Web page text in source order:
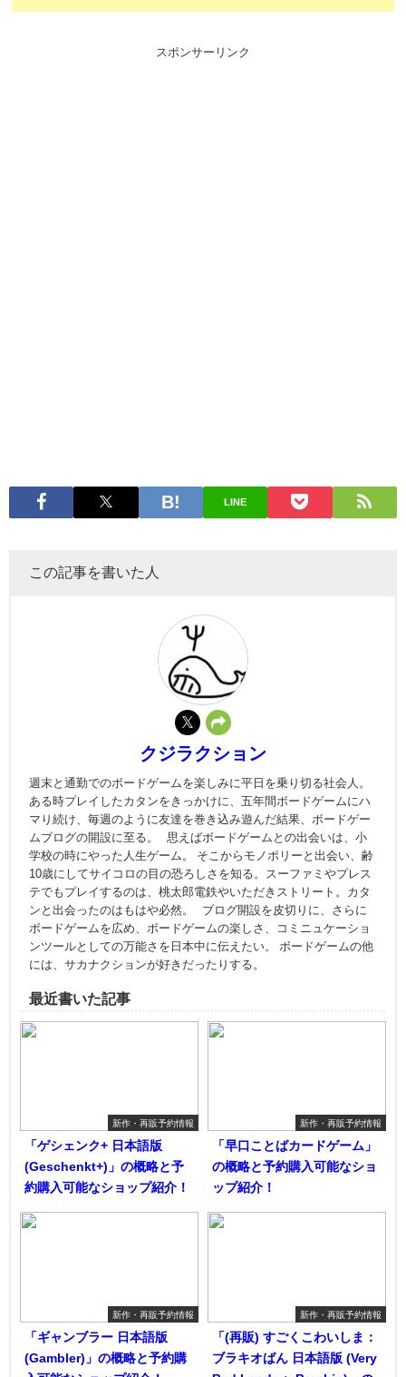
スポンサーリンク
LINE
この記事を書いた人
クジラクション
週末と通勤でのボードゲームを楽しみに平日を乗り切る社会人。
ある時プレイしたカタンをきっかけに、五年間ボードゲームにハ
マり続け、毎週のように友達を巻き込み遊んだ結果、ボードゲー
ムブログの開設に至る。 思えばボードゲームとの出会いは、小
学校の時にやった人生ゲーム。 そこからモノポリーと出会い、齢
10歳にしてサイコロの目の恐ろしさを知る。スーファミやプレス
テでもプレイするのは、桃太郎電鉄やいただきストリート。カタ
ンと出会ったのはもはや必然。 ブログ開設を皮切りに、さらに
ボードゲームを広め、ボードゲームの楽しさ、コミニュケーショ
ンツールとしての万能さを日本中に伝えたい。 ボードゲームの他
には、サカナクションが好きだったりする。
最近書いた記事
新作・再販予約情報
「ゲシェンク+ 日本語版
(Geschenkt+)」の概略と予
約購入可能なショップ紹介！
新作・再販予約情報
「早口ことばカードゲーム」
の概略と予約購入可能なショ
ップ紹介！
新作・再販予約情報
「ギャンブラー 日本語版
(Gambler)」の概略と予約購
新作・再販予約情報
「(再販) すごくこわいしま：
ブラキオばん 日本語版 (Very